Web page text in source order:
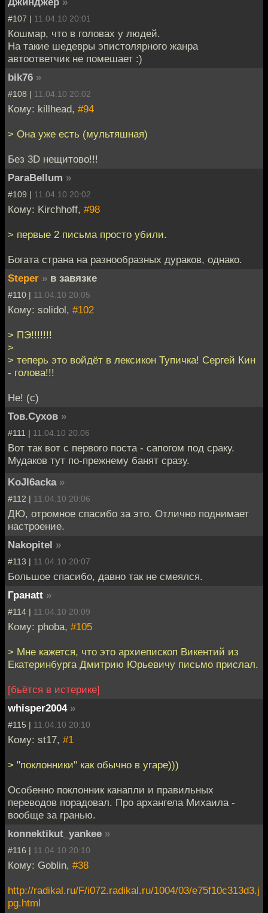
#107 | 11.04.10 20:01
Кошмар, что в головах у людей.
На такие шедевры эпистолярного жанра
автоответчик не помешает :)
bik76 »
#108 | 11.04.10 20:02
Кому: killhead, #94
> Она уже есть (мультяшная)
Без 3D нещитово!!!
ParaBellum »
#109 | 11.04.10 20:02
Кому: Kirchhoff, #98
> первые 2 письма просто убили.
Богата страна на разнообразных дураков, однако.
Steper » в завязке
#110 | 11.04.10 20:05
Кому: solidol, #102
> ПЭ!!!!!!!
>
> теперь это войдёт в лексикон Тупичка! Сергей Кин
- голова!!!
Не! (с)
Тов.Сухов »
#111 | 11.04.10 20:06
Вот так вот с первого поста - сапогом под сраку.
Мудаков тут по-прежнему банят сразу.
KoJI6acka »
#112 | 11.04.10 20:06
ДЮ, отромное спасибо за это. Отлично поднимает
настроение.
Nakopitel »
#113 | 11.04.10 20:07
Большое спасибо, давно так не смеялся.
Гранаtt »
#114 | 11.04.10 20:09
Кому: phoba, #105
> Мне кажется, что это архиепископ Викентий из
Екатеринбурга Дмитрию Юрьевичу письмо прислал.
[бьётся в истерике]
whisper2004 »
#115 | 11.04.10 20:10
Кому: st17, #1
> "поклонники" как обычно в угаре)))
Особенно поклонник канапли и правильных
переводов порадовал. Про архангела Михаила -
вообще за гранью.
konnektikut_yankee »
#116 | 11.04.10 20:10
Кому: Goblin, #38
http://radikal.ru/F/i072.radikal.ru/1004/03/e75f10c313d3.j
pg.html